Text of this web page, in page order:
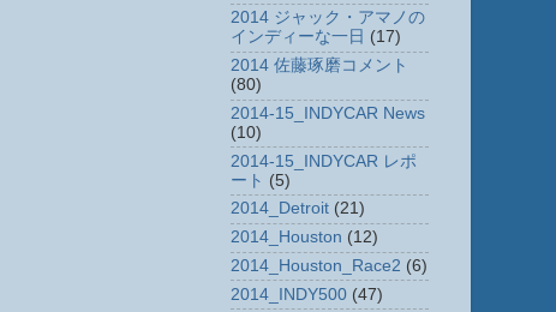
2014 ジャック・アマノの
インディーな一日 (17)
2014 佐藤琢磨コメント
(80)
2014-15_INDYCAR News
(10)
2014-15_INDYCAR レポ
ート (5)
2014_Detroit (21)
2014_Houston (12)
2014_Houston_Race2 (6)
2014_INDY500 (47)